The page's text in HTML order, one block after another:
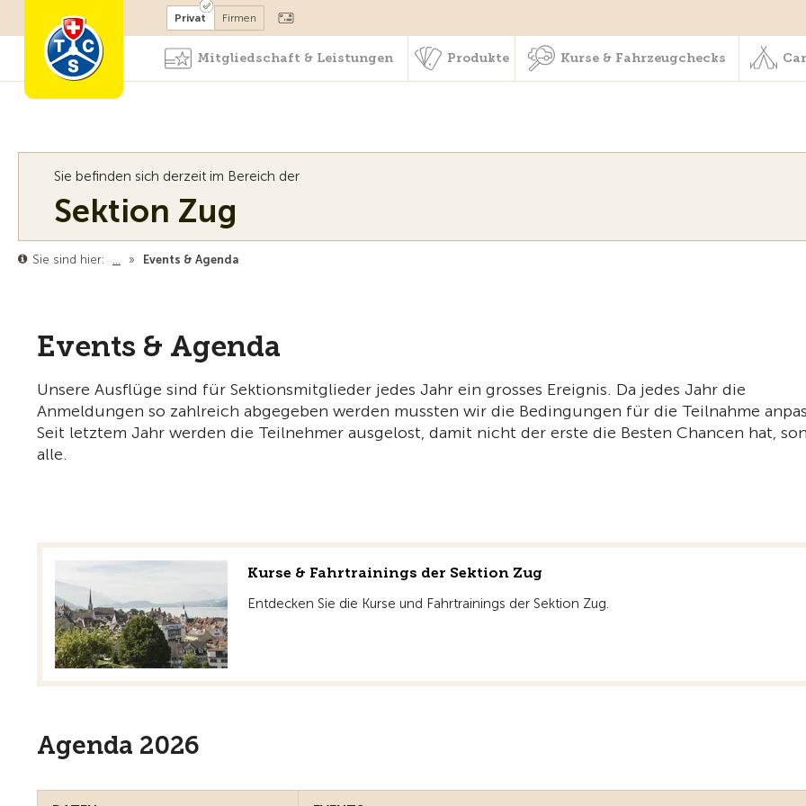
Mitglied werden
Privat Firmen
Mitgliedschaft & Leistungen Produkte Kurse & Fahrzeugchecks
Sie befinden sich derzeit im Bereich der
Sektion Zug
Sie sind hier: … » Events & Agenda
Events & Agenda
Unsere Ausflüge sind für Sektionsmitglieder jedes Jahr ein grosses Ereignis. Da jedes Jahr die
Anmeldungen so zahlreich abgegeben werden mussten wir die Bedingungen für die Teilnahme
Seit letztem Jahr werden die Teilnehmer ausgelost, damit nicht der erste die Besten Chancen hat,
alle.
Kurse & Fahrtrainings der Sektion Zug
Entdecken Sie die Kurse und Fahrtrainings der Sektion Zug.
Agenda 2026